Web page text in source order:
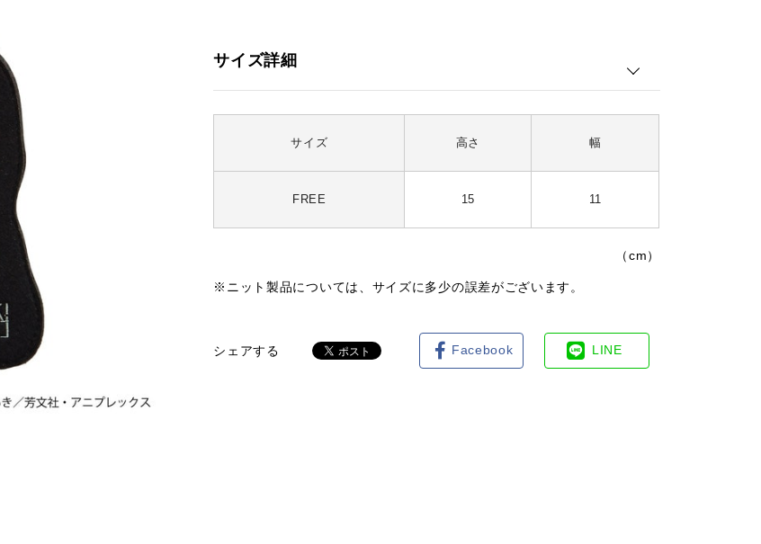
サイズ詳細
サイズ 高さ 幅
FREE 15 11
（cm）
※ニット製品については、サイズに多少の誤差がございます。
シェアする Facebook LINE